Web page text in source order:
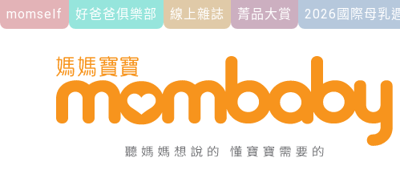
momself 好爸爸俱樂部 線上雜誌 菁品大賞 2026國際母乳